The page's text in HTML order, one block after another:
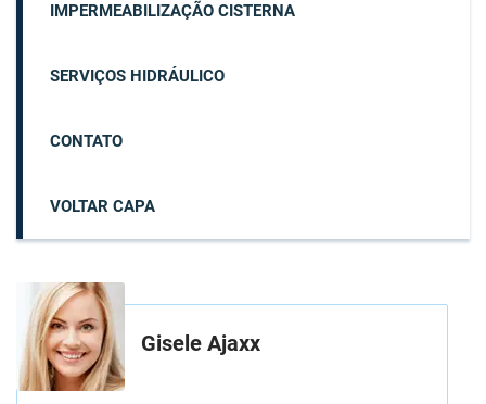
IMPERMEABILIZAÇÃO CISTERNA
SERVIÇOS HIDRÁULICO
CONTATO
VOLTAR CAPA
Gisele Ajaxx